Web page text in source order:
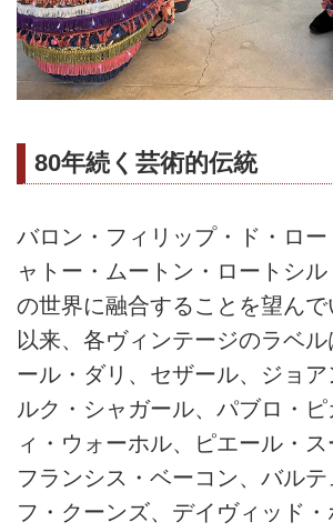
80年続く芸術的伝統
バロン・フィリップ・ド・ロ
ャトー・ムートン・ロートシ
の世界に融合することを望ん
以来、各ヴィンテージのラベ
ール・ダリ、セザール、ジョ
ルク・シャガール、パブロ・
ィ・ウォーホル、ピエール・ス
フランシス・ベーコン、バルテ
フ・クーンズ、デイヴィッド・